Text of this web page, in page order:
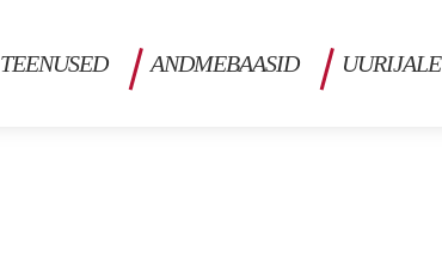
w
TEENUSED ANDMEBAASID UURIJALE